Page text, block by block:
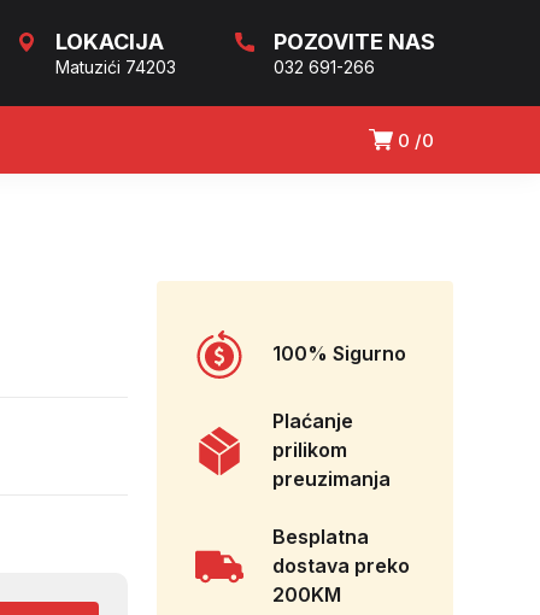
LOKACIJA
Matuzići 74203
POZOVITE NAS
032 691-266
0 0
100% Sigurno
Plaćanje
prilikom
preuzimanja
Besplatna
dostava preko
200KM